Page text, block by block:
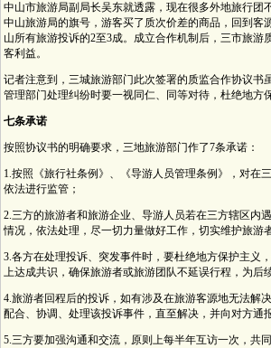
中山市旅游局副局长吴东就透露，现在很多外地旅行
中山旅游局的旗号，游客买了质次价差的商品，回到
山所有旅游投诉的2至3成。成立合作机制后，三市旅
客利益。
记者注意到，三城旅游部门此次签署的质监合作协议
管理部门处理纠纷时要一视同仁、同等对待，杜绝地方
七条承诺
按照协议书的明确要求，三地旅游部门作了7条承诺：
1.按照《旅行社条例》、《导游人员管理条例》，对在
依法进行监管；
2.三方的旅游者和旅游企业、导游人员若在三方辖区内
情况，依法处理，尽一切力量做好工作，切实维护旅游
3.各方在处理投诉、突发事件时，要杜绝地方保护主义
上达成共识，确保旅游者或旅游团队不延误行程，为后
4.旅游者回程后的投诉，如有涉及在旅游客源地无法解
配合、协调、处理该投诉事件，直至解决，并向对方通
5.三方要加强沟通和交流，原则上每半年互访一次，共